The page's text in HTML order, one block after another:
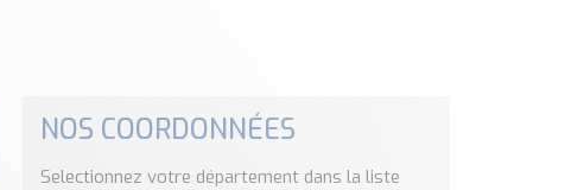
NOS COORDONNÉES
Selectionnez votre département dans la liste